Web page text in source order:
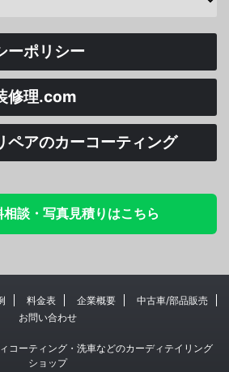
ーポリシー
修理.com
ペアのカーコーティング
相談・写真見積りはこちら
料金表 企業概要
中古車/部品販売
お問い合わせ
コーティング・洗車などのカーディテイリング
ショップ